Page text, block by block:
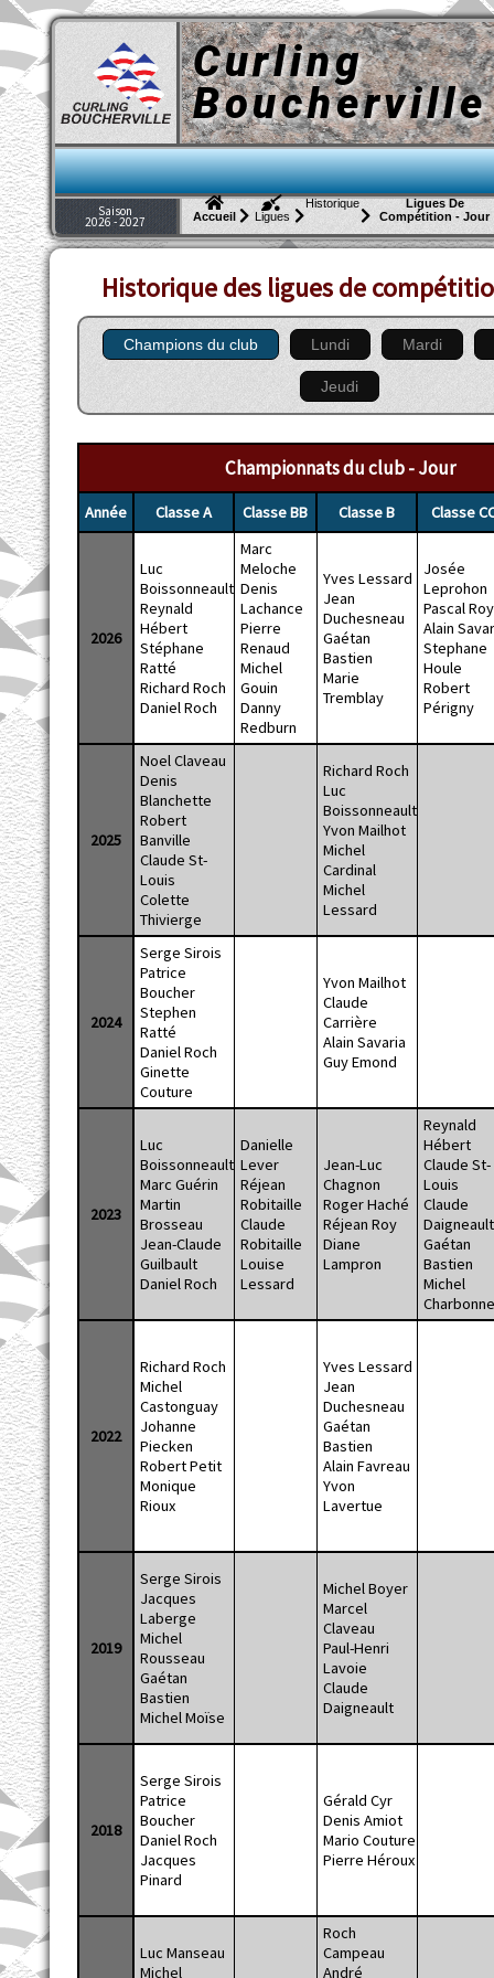
Curling
Boucherville
Saison
2026 - 2027 Accueil Ligues
Historique
Ligues De
Compétition - Jour
Historique des ligues de
Champions du club Lundi Mardi
Jeudi
Championnats du club - Jour
Année Classe A Classe BB Classe B Classe
2026
Luc
Boissonneault
Reynald
Hébert
Stéphane
Ratté
Richard Roch
Daniel Roch
Marc
Meloche
Denis
Lachance
Pierre
Renaud
Michel
Gouin
Danny
Redburn
Yves Lessard
Jean
Duchesneau
Gaétan
Bastien
Marie
Tremblay
Josée
Leprohon
Pascal Roy
Alain
Stephane
Houle
Robert
Périgny
2025
Noel Claveau
Denis
Blanchette
Robert
Banville
Claude St-
Louis
Colette
Thivierge
Richard Roch
Luc
Boissonneault
Yvon Mailhot
Michel
Cardinal
Michel
Lessard
2024
Serge Sirois
Patrice
Boucher
Stephen
Ratté
Daniel Roch
Ginette
Couture
Yvon Mailhot
Claude
Carrière
Alain Savaria
Guy Emond
2023
Luc
Boissonneault
Marc Guérin
Martin
Brosseau
Jean-Claude
Guilbault
Daniel Roch
Danielle
Lever
Réjean
Robitaille
Claude
Robitaille
Louise
Lessard
Jean-Luc
Chagnon
Roger Haché
Réjean Roy
Diane
Lampron
Reynald
Hébert
Claude St-
Louis
Claude
Daigneault
Gaétan
Bastien
Michel
2022
Richard Roch
Michel
Castonguay
Johanne
Piecken
Robert Petit
Monique
Rioux
Yves Lessard
Jean
Duchesneau
Gaétan
Bastien
Alain Favreau
Yvon
Lavertue
2019
Serge Sirois
Jacques
Laberge
Michel
Rousseau
Gaétan
Bastien
Michel Moïse
Michel Boyer
Marcel
Claveau
Paul-Henri
Lavoie
Claude
Daigneault
2018
Serge Sirois
Patrice
Boucher
Daniel Roch
Jacques
Pinard
Gérald Cyr
Denis Amiot
Mario Couture
Pierre Héroux
Luc Manseau
Michel
Roch
Campeau
André